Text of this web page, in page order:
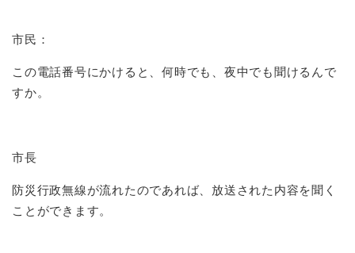
市民：
この電話番号にかけると、何時でも、夜中でも聞けるんで
すか。
市長
防災行政無線が流れたのであれば、放送された内容を聞く
ことができます。